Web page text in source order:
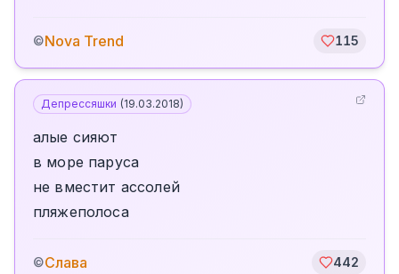
©Nova Trend 115
Депрессяшки (19.03.2018)
алые сияют
в море паруса
не вместит ассолей
пляжеполоса
©Слава 442